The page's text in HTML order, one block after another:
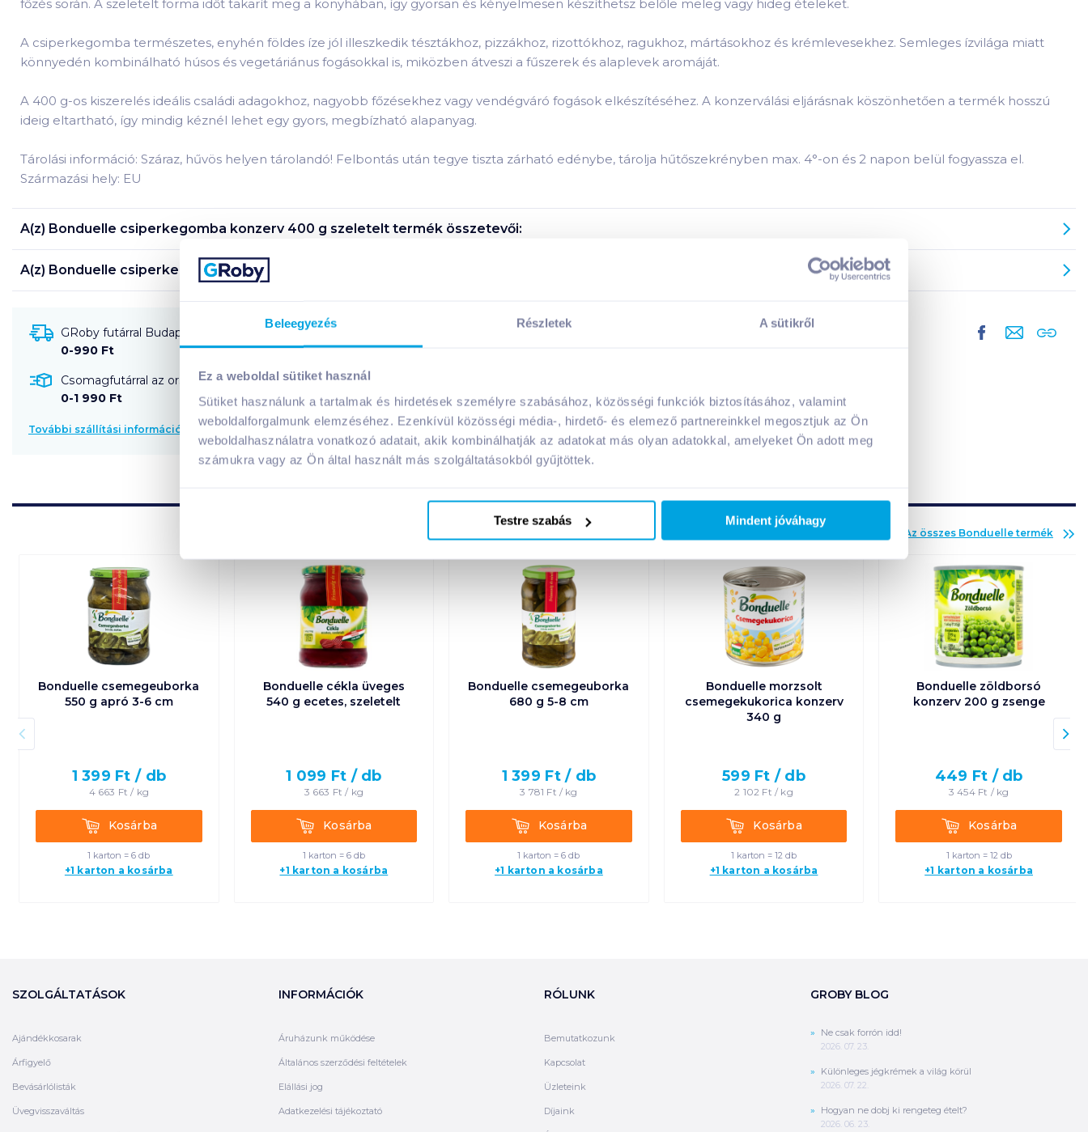
Beleegyezés Részletek A sütikről
Ez a weboldal sütiket használ
Sütiket használunk a tartalmak és hirdetések személyre szabásához, közösségi funkciók biztosításához, valamint
weboldalforgalmunk elemzéséhez. Ezenkívül közösségi média-, hirdető- és elemező partnereinkkel megosztjuk az Ön
weboldalhasználatra vonatkozó adatait, akik kombinálhatják az adatokat más olyan adatokkal, amelyeket Ön adott meg
számukra vagy az Ön által használt más szolgáltatásokból gyűjtöttek.
Testre szabás Mindent jóváhagy
főzés során. A szeletelt forma időt takarít meg a konyhában, így gyorsan és kényelmesen készíthetsz belőle meleg vagy hideg ételeket.
A csiperkegomba természetes, enyhén földes íze jól illeszkedik tésztákhoz, pizzákhoz, rizottókhoz, ragukhoz, mártásokhoz és krémlevesekhez. Semleges ízvilága miatt
könnyedén kombinálható húsos és vegetáriánus fogásokkal is, miközben átveszi a fűszerek és alaplevek aromáját.
A 400 g-os kiszerelés ideális családi adagokhoz, nagyobb főzésekhez vagy vendégváró fogások elkészítéséhez. A konzerválási eljárásnak köszönhetően a termék hosszú
ideig eltartható, így mindig kéznél lehet egy gyors, megbízható alapanyag.
Tárolási információ: Száraz, hűvös helyen tárolandó! Felbontás után tegye tiszta zárható edénybe, tárolja hűtőszekrényben max. 4°-on és 2 napon belül fogyassza el.
Származási hely: EU
A(z) Bonduelle csiperkegomba konzerv 400 g szeletelt termék összetevői:
A(z) Bonduelle csiperkegomba konzerv 400 g szeletelt
GRoby futárral Budapestre és környékére szállítható
0-990 Ft
Csomagfutárral az ország egész területére szállítható!
0-1 990 Ft
További szállítási információk
Az összes Bonduelle termék
Bonduelle csemegeuborka
550 g apró 3-6 cm
1 399 Ft / db
4 663 Ft / kg
KosárbaKosárba
1 karton = 6 db
+1 karton a kosárba
Bonduelle cékla üveges
540 g ecetes, szeletelt
1 099 Ft / db
3 663 Ft / kg
KosárbaKosárba
1 karton = 6 db
+1 karton a kosárba
Bonduelle csemegeuborka
680 g 5-8 cm
1 399 Ft / db
3 781 Ft / kg
KosárbaKosárba
1 karton = 6 db
+1 karton a kosárba
Bonduelle morzsolt
csemegekukorica konzerv
340 g
599 Ft / db
2 102 Ft / kg
KosárbaKosárba
1 karton = 12 db
+1 karton a kosárba
Bonduelle zöldborsó
konzerv 200 g zsenge
449 Ft / db
3 454Ft / kg
KosárbaKosárba
1 karton = 12 db
+1 karton a kosárba
SZOLGÁLTATÁSOK
Ajándékkosarak
Árfigyelő
Bevásárlólisták
Üvegvisszaváltás
INFORMÁCIÓK
Áruházunk működése
Általános szerződési feltételek
Elállási jog
Adatkezelési tájékoztató
RÓLUNK
Bemutatkozunk
Kapcsolat
Üzleteink
Díjaink
GROBY BLOG
Ne csak forrón idd!
2026. 07. 23.
Különleges jégkrémek a világ körül
2026. 07. 22.
Hogyan ne dobj ki rengeteg ételt?
2026. 06. 23.